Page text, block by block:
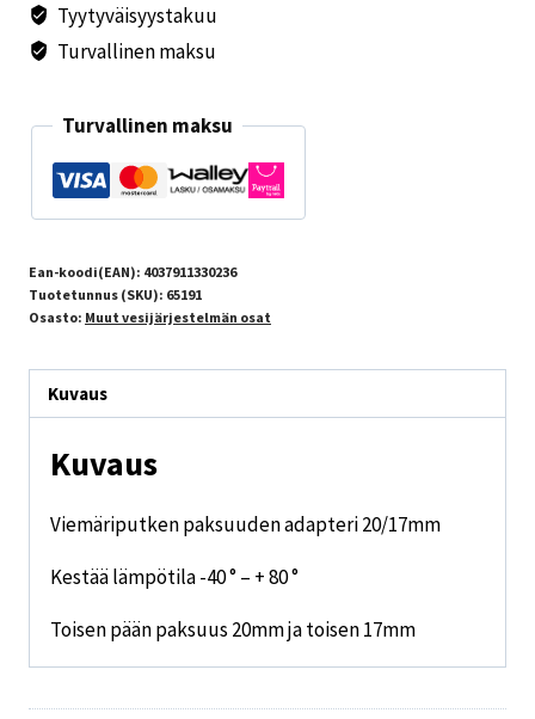
Tyytyväisyystakuu
Turvallinen maksu
Turvallinen maksu
Ean-koodi(EAN): 4037911330236
Tuotetunnus (SKU): 65191
Osasto: Muut vesijärjestelmän osat
Kuvaus
Kuvaus
Viemäriputken paksuuden adapteri 20/17mm
Kestää lämpötila -40 ° – + 80 °
Toisen pään paksuus 20mm ja toisen 17mm